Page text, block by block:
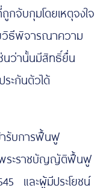
บกุมโดยเหตุจงใจ
วิธีพิจารณาความ
ว่านั้นมีสิทธิ์ยื่น
ะกันตัวได้
รับการฟื้นฟู
ระราชบัญญัติฟื้นฟู
และผู้มีประโยชน์